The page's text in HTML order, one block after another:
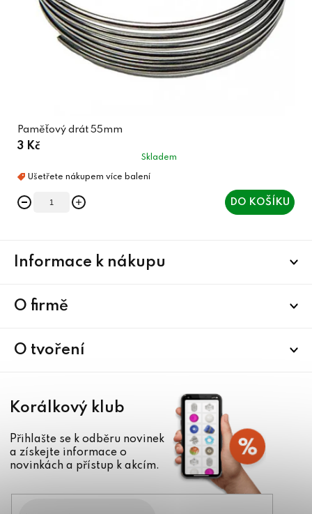
Paměťový drát 55mm
3 Kč
Skladem
DO KOŠÍKU
Informace k nákupu
O firmě
O tvoření
Korálkový klub
Přihlašte se k odběru novinek
a získejte informace o
novinkách a přístup k akcím.